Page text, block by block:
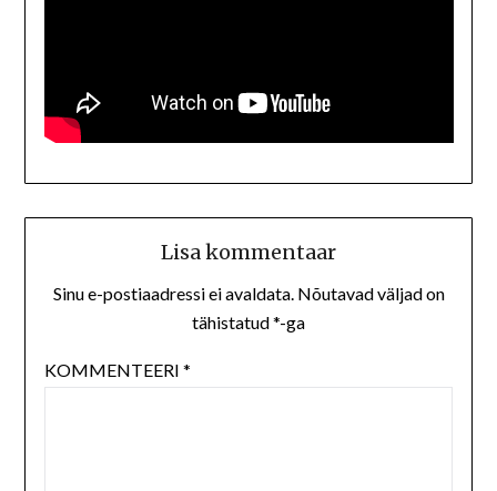
Lisa kommentaar
Sinu e-postiaadressi ei avaldata. Nõutavad väljad on
tähistatud*-ga
KOMMENTEERI *